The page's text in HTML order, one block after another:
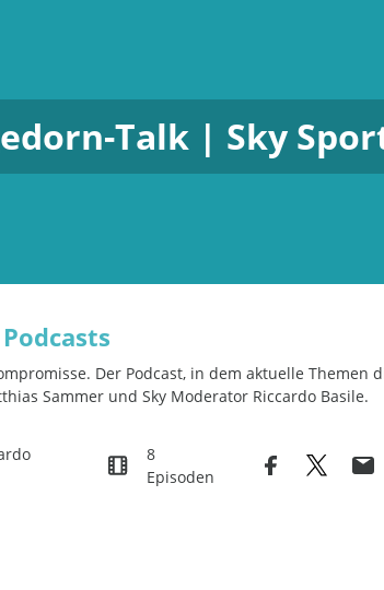
Talk | Sky
Der Podcast, in dem aktuelle
Sammer und Sky Moderator Riccardo Basile.
8
Episoden